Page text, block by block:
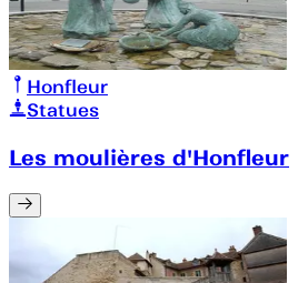
Honfleur
Statues
Les moulières d'Honfleur